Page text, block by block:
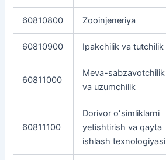
60810800 Zooinjeneriya
60810900 Ipakchilik va tutchilik
60811000
Meva-sabzavotchilik
va uzumchilik
60811100
Dorivor oʻsimliklarni
yetishtirish va qayta
ishlash texnologiyasi